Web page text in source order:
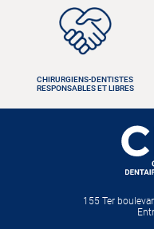
CHIRURGIENS-DENTISTES
RESPONSABLES ET LIBRES
155 Ter